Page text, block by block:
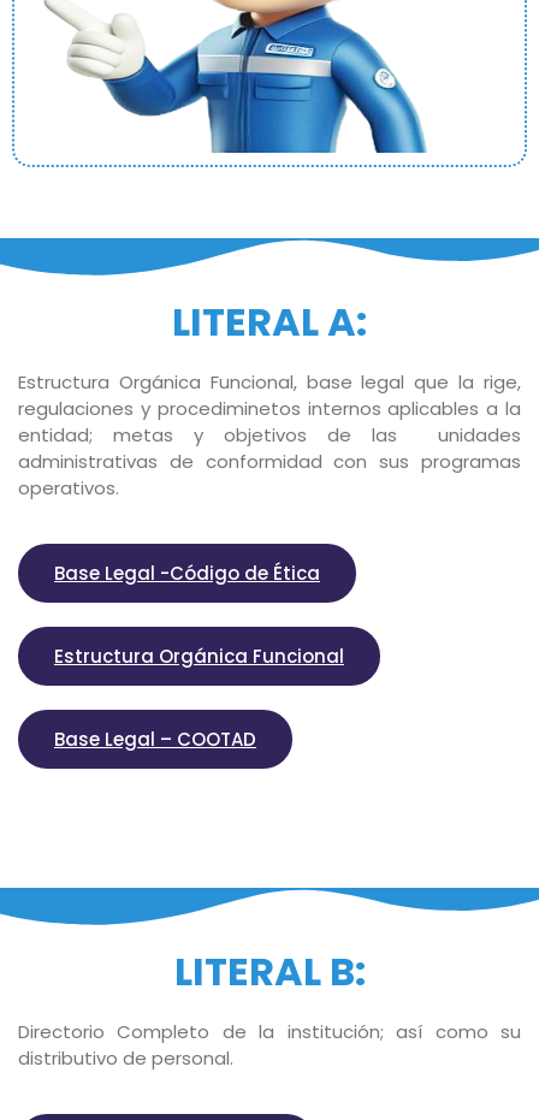
LITERAL A:
Estructura Orgánica Funcional, base legal que la rige,
regulaciones y procediminetos internos aplicables a la
entidad; metas y objetivos de las unidades
administrativas de conformidad con sus programas
operativos.
Base Legal -Código de Ética
Estructura Orgánica Funcional
Base Legal – COOTAD
LITERAL B:
Directorio Completo de la institución; así como su
distributivo de personal.